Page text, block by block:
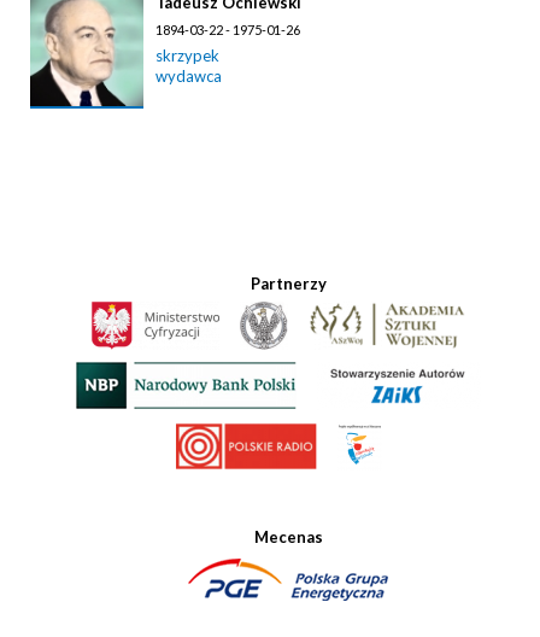
1894-03-22 - 1975-01-26
skrzypek
wydawca
Partnerzy
Mecenas